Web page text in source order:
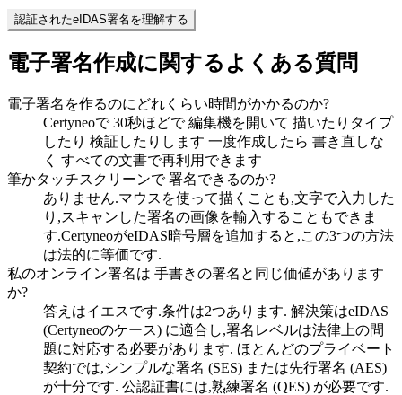
認証されたeIDAS署名を理解する
電子署名作成に関するよくある質問
電子署名を作るのにどれくらい時間がかかるのか?
Certyneoで 30秒ほどで 編集機を開いて 描いたりタイプ
したり 検証したりします 一度作成したら 書き直しな
く すべての文書で再利用できます
筆かタッチスクリーンで 署名できるのか?
ありません.マウスを使って描くことも,文字で入力した
り,スキャンした署名の画像を輸入することもできま
す.CertyneoがeIDAS暗号層を追加すると,この3つの方法
は法的に等価です.
私のオンライン署名は 手書きの署名と同じ価値があります
か?
答えはイエスです.条件は2つあります. 解決策はeIDAS
(Certyneoのケース) に適合し,署名レベルは法律上の問
題に対応する必要があります. ほとんどのプライベート
契約では,シンプルな署名 (SES) または先行署名 (AES)
が十分です. 公認証書には,熟練署名 (QES) が必要です.